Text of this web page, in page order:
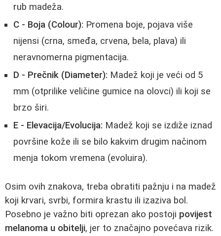
rub madeža.
C - Boja (Colour): Promena boje, pojava više
nijensi (crna, smeđa, crvena, bela, plava) ili
neravnomerna pigmentacija.
D - Prečnik (Diameter): Madež koji je veći od 5
mm (otprilike veličine gumice na olovci) ili koji se
brzo širi.
E - Elevacija/Evolucija: Madež koji se izdiže iznad
površine kože ili se bilo kakvim drugim načinom
menja tokom vremena (evoluira).
Osim ovih znakova, treba obratiti pažnju i na madež
koji krvari, svrbi, formira krastu ili izaziva bol.
Posebno je važno biti oprezan ako postoji povijest
melanoma u obitelji, jer to značajno povećava rizik.